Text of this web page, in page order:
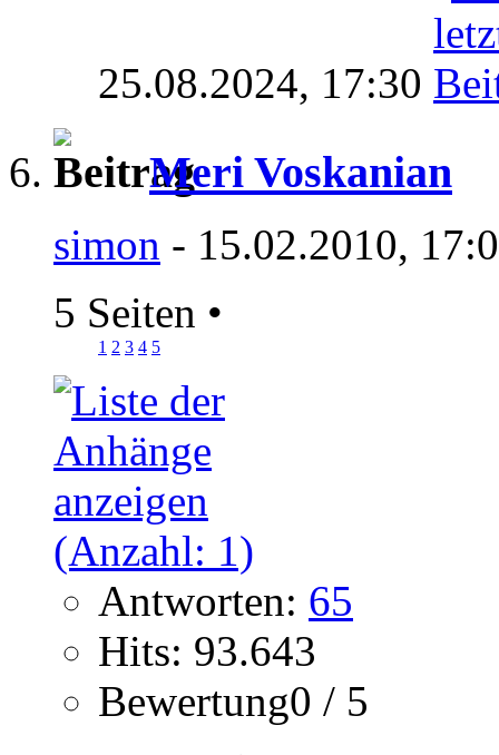
25.08.2024, 17:30
Meri Voskanian
simon - 15.02.2010,
5 Seiten •
1 2 3 4 5
Antworten: 65
Hits: 93.643
Bewertung0 / 5